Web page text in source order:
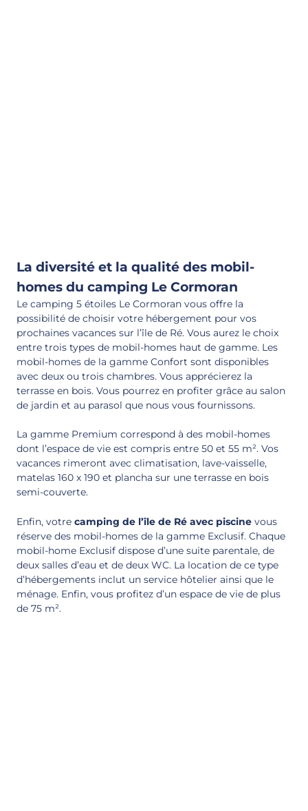
La diversité et la qualité des mobil-
homes du camping Le Cormoran
Le camping 5 étoiles Le Cormoran vous offre la
possibilité de choisir votre hébergement pour vos
prochaines vacances sur l’île de Ré. Vous aurez le choix
entre trois types de mobil-homes haut de gamme. Les
mobil-homes de la gamme Confort sont disponibles
avec deux ou trois chambres. Vous apprécierez la
terrasse en bois. Vous pourrez en profiter grâce au salon
de jardin et au parasol que nous vous fournissons.
La gamme Premium correspond à des mobil-homes
dont l’espace de vie est compris entre 50 et 55 m². Vos
vacances rimeront avec climatisation, lave-vaisselle,
matelas 160 x 190 et plancha sur une terrasse en bois
semi-couverte.
Enfin, votre camping de l’île de Ré avec piscine vous
réserve des mobil-homes de la gamme Exclusif. Chaque
mobil-home Exclusif dispose d’une suite parentale, de
deux salles d’eau et de deux WC. La location de ce type
d’hébergements inclut un service hôtelier ainsi que le
ménage. Enfin, vous profitez d’un espace de vie de plus
de 75 m².